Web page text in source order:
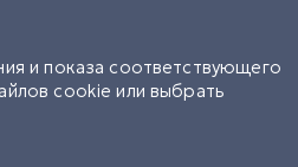
и показа соответствующего
cookie или выбрать